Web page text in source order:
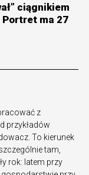
ciągnikiem
ma 27
z
przykładów
To kierunek
tam,
rok: latem przy